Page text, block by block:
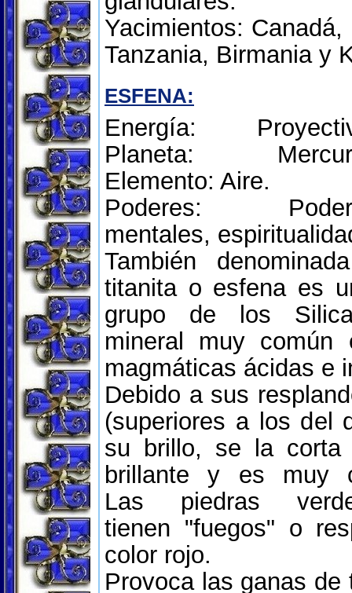
Yacimientos:
Tanzania, Birmania y
ESFENA:
Energía:
Planeta:
Elemento: Aire.
Poderes:
mentales,
También
titanita o esfena es
grupo de los
mineral muy común
magmáticas ácidas e
Debido a sus
(superiores a los del
su brillo, se la corta
brillante y es muy
Las piedras verde-
tienen "fuegos" o
color rojo.
Provoca las ganas de